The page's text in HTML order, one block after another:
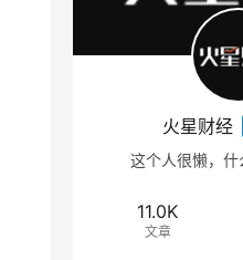
火星财经
这个人很懒，
11.0K
文章